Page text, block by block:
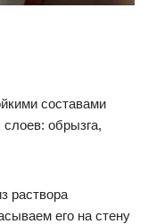
составами
слоев: обрызга,
раствора
его на стену